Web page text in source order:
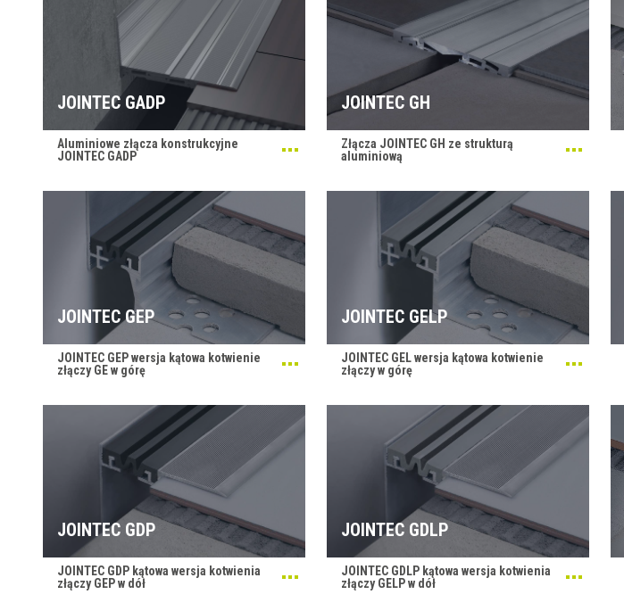
JOINTEC GADP
Aluminiowe złącza konstrukcyjne
JOINTEC GADP
JOINTEC GH
Złącza JOINTEC GH ze strukturą
aluminiową
JOINTEC GEP
JOINTEC GEP wersja kątowa kotwienie
złączy GE w górę
JOINTEC GELP
JOINTEC GEL wersja kątowa kotwienie
złączy w górę
JOINTEC GDP
JOINTEC GDP kątowa wersja kotwienia
złączy GEP w dół
JOINTEC GDLP
JOINTEC GDLP kątowa wersja kotwienia
złączy GELP w dół